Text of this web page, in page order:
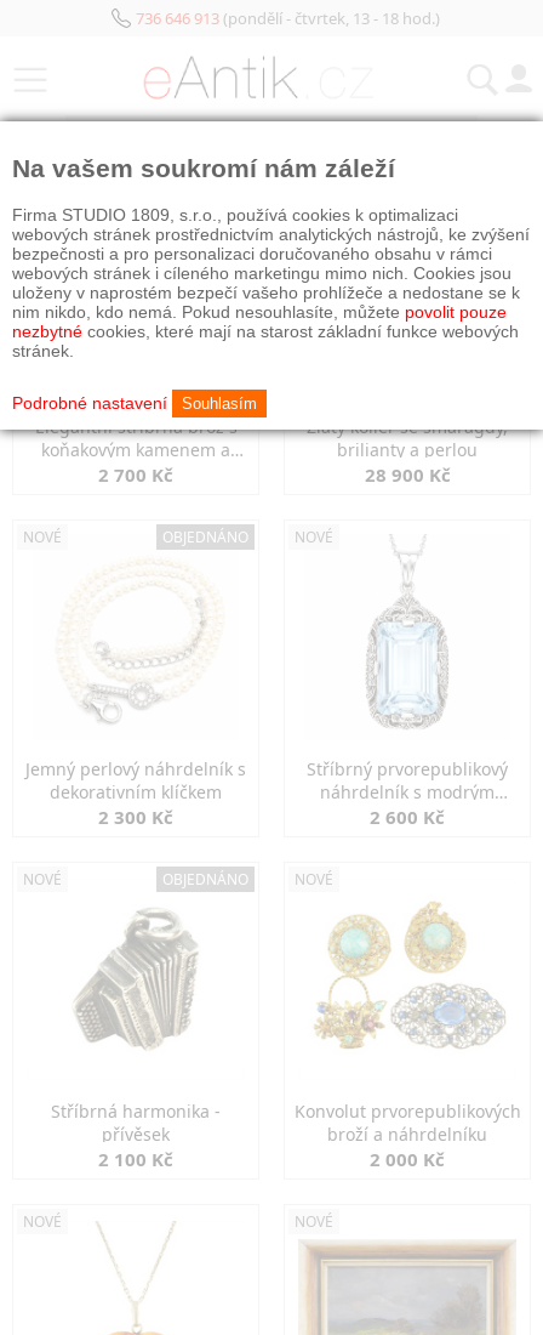
736 646 913(pondělí - čtvrtek, 13 - 18 hod.)
Elegantní stříbrná brož s
koňakovým kamenem a
markazity
2 700 Kč
Zlatý kolier se smaragdy,
brilianty a perlou
28 900 Kč
NOVÉ OBJEDNÁNO
Jemný perlový náhrdelník s
dekorativním klíčkem
2 300 Kč
NOVÉ
Stříbrný prvorepublikový
náhrdelník s modrým
spinelem
2 600 Kč
NOVÉ OBJEDNÁNO
Stříbrná harmonika -
přívěsek
2 100 Kč
NOVÉ
Konvolut prvorepublikových
broží a náhrdelníku
2 000 Kč
NOVÉ NOVÉ
Na vašem soukromí nám záleží
Firma STUDIO 1809, s.r.o., používá cookies k optimalizaci
webových stránek prostřednictvím analytických nástrojů, ke zvýšení
bezpečnosti a pro personalizaci doručovaného obsahu v rámci
webových stránek i cíleného marketingu mimo nich. Cookies jsou
uloženy v naprostém bezpečí vašeho prohlížeče a nedostane se k
nim nikdo, kdo nemá. Pokud nesouhlasíte, můžete povolit pouze
nezbytné cookies, které mají na starost základní funkce webových
stránek.
Podrobné nastavení Souhlasím